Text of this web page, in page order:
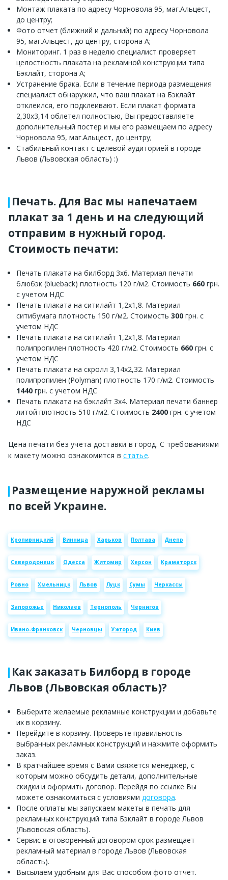
Монтаж плаката по адресу Чорновола 95, маг.Альцест,
до центру;
Фото отчет (ближний и дальний) по адресу Чорновола
95, маг.Альцест, до центру, сторона A;
Мониторинг. 1 раз в неделю специалист проверяет
целостность плаката на рекламной конструкции типа
Бэклайт, сторона A;
Устранение брака. Если в течение периода размещения
специалист обнаружил, что ваш плакат на Бэклайт
отклеился, его подклеивают. Если плакат формата
2,30х3,14 облетел полностью, Вы предоставляете
дополнительный постер и мы его размещаем по адресу
Чорновола 95, маг.Альцест, до центру;
Стабильный контакт с целевой аудиторией в городе
Львов (Львовская область) :)
Печать. Для Вас мы напечатаем
плакат за 1 день и на следующий
отправим в нужный город.
Стоимость печати:
Печать плаката на билборд 3х6. Материал печати
блюбэк (blueback) плотность 120 г/м2. Стоимость 660 грн.
с учетом НДС
Печать плаката на ситилайт 1,2х1,8. Материал
ситибумага плотность 150 г/м2. Стоимость 300 грн. с
учетом НДС
Печать плаката на ситилайт 1,2х1,8. Материал
полипропилен плотность 420 г/м2. Стоимость 660 грн. с
учетом НДС
Печать плаката на скролл 3,14х2,32. Материал
полипропилен (Polyman) плотность 170 г/м2. Стоимость
1440 грн. с учетом НДС
Печать плаката на бэклайт 3х4. Материал печати баннер
литой плотность 510 г/м2. Стоимость 2400 грн. с учетом
НДС
Цена печати без учета доставки в город. С требованиями
к макету можно ознакомится встатье.
Размещение наружной рекламы
по всей Украине.
Кропивницкий Винница Харьков Полтава Днепр
Северодонецк Одесса Житомир Херсон Краматорск
Ровно Хмельницк Львов Луцк Сумы Черкассы
Запорожье Николаев Тернополь Чернигов
Ивано-Франковск Черновцы Ужгород Киев
Как заказать Билборд в городе
Львов (Львовская область)?
Выберите желаемые рекламные конструкции и добавьте
их в корзину.
Перейдите в корзину. Проверьте правильность
выбранных рекламных конструкций и нажмите оформить
заказ.
В кратчайшее время с Вами свяжется менеджер, с
которым можно обсудить детали, дополнительные
скидки и оформить договор. Перейдя по ссылке Вы
можете ознакомиться с условиями договора.
После оплаты мы запускаем макеты в печать для
рекламных конструкций типа Бэклайт в городе Львов
(Львовская область).
Сервис в оговоренный договором срок размещает
рекламный материал в городе Львов (Львовская
область).
Высылаем удобным для Вас способом фото отчет.